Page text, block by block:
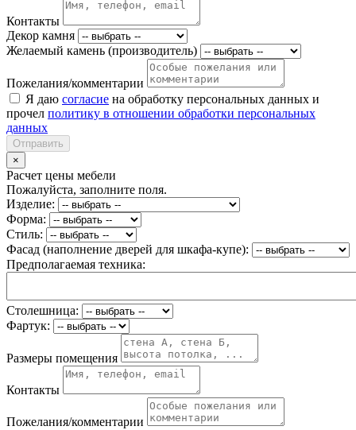
Контакты
Декор камня
Желаемый камень (производитель)
Пожелания/комментарии
Я даю согласие на обработку персональных данных и
прочел политику в отношении обработки персональных
данных
Отправить
×
Расчет цены мебели
Пожалуйста, заполните поля.
Изделие:
Форма:
Стиль:
Фасад (наполнение дверей для шкафа-купе):
Предполагаемая техника:
Столешница:
Фартук:
Размеры помещения
Контакты
Пожелания/комментарии